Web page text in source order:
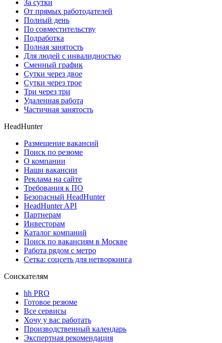
За сутки
От прямых работодателей
Полный день
По совместительству
Подработка
Полная занятость
Для людей с инвалидностью
Сменный график
Сутки через двое
Сутки через трое
Три через три
Удаленная работа
Частичная занятость
HeadHunter
Размещение вакансий
Поиск по резюме
О компании
Наши вакансии
Реклама на сайте
Требования к ПО
Безопасный HeadHunter
HeadHunter API
Партнерам
Инвесторам
Каталог компаний
Поиск по вакансиям в Москве
Работа рядом с метро
Сетка: соцсеть для нетворкинга
Соискателям
hh PRO
Готовое резюме
Все сервисы
Хочу у вас работать
Производственный календарь
Экспертная рекомендация